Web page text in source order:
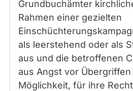
Grundbuchämter
Rahmen einer gezielten
als leerstehend oder als
aus und die betroffenen
aus Angst vor Übergriffen
Möglichkeit, für ihre